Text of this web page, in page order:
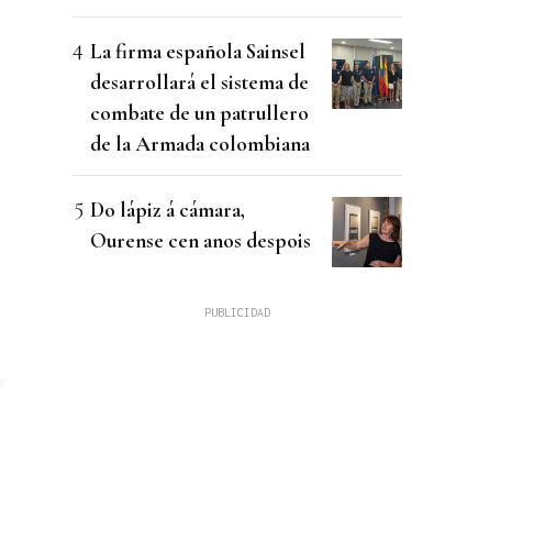
La firma española Sainsel
desarrollará el sistema de
combate de un patrullero
de la Armada colombiana
Do lápiz á cámara,
Ourense cen anos despois